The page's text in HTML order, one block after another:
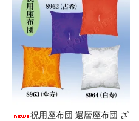
祝用座布団 還暦座布団 ざ